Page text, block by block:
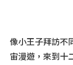
像小王子拜訪不
宙漫遊，來到十